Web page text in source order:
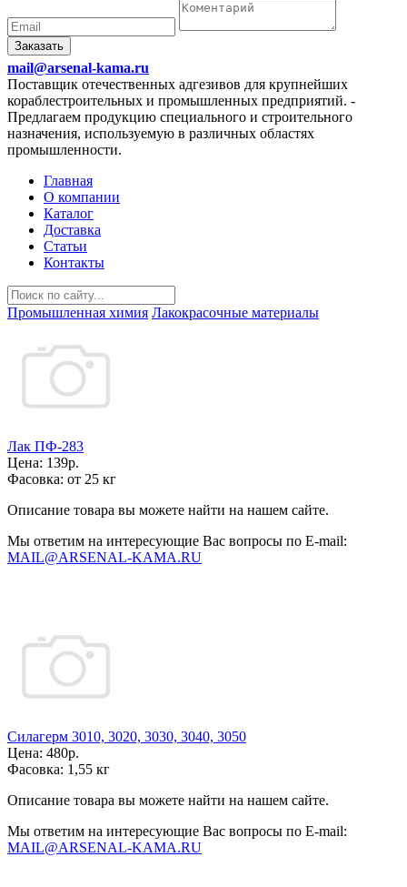
Заказать
mail@arsenal-kama.ru
Поставщик отечественных адгезивов для крупнейших
кораблестроительных и промышленных предприятий. -
Предлагаем продукцию специального и строительного
назначения, используемую в различных областях
промышленности.
Главная
О компании
Каталог
Доставка
Статьи
Контакты
Промышленная химия Лакокрасочные материалы
Лак ПФ-283
Цена: 139р.
Фасовка: от 25 кг
Описание товара вы можете найти на нашем сайте.
Мы ответим на интересующие Вас вопросы по E-mail:
MAIL@ARSENAL-KAMA.RU
Силагерм 3010, 3020, 3030, 3040, 3050
Цена: 480р.
Фасовка: 1,55 кг
Описание товара вы можете найти на нашем сайте.
Мы ответим на интересующие Вас вопросы по E-mail:
MAIL@ARSENAL-KAMA.RU